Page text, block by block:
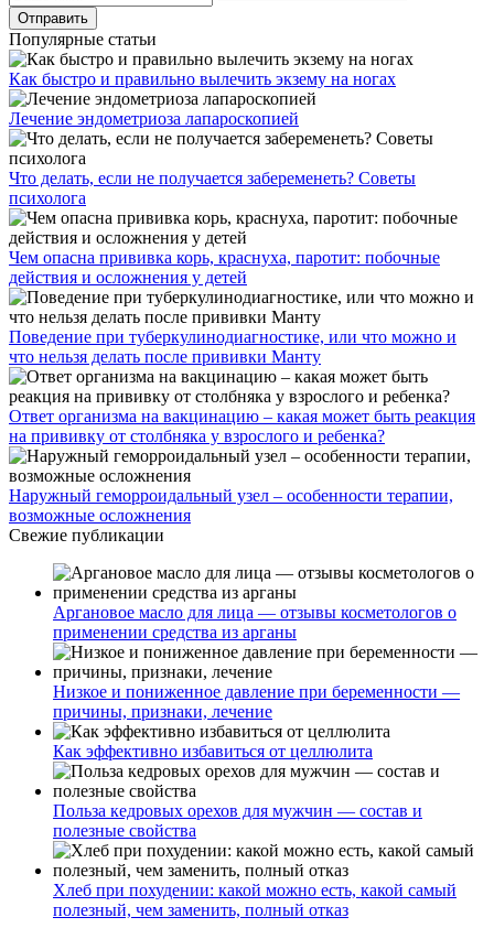
Популярные статьи
Как быстро и правильно вылечить экзему на ногах
Лечение эндометриоза лапароскопией
Что делать, если не получается забеременеть? Советы
психолога
Чем опасна прививка корь, краснуха, паротит: побочные
действия и осложнения у детей
Поведение при туберкулинодиагностике, или что можно и
что нельзя делать после прививки Манту
Ответ организма на вакцинацию – какая может быть реакция
на прививку от столбняка у взрослого и ребенка?
Наружный геморроидальный узел – особенности терапии,
возможные осложнения
Свежие публикации
Аргановое масло для лица — отзывы косметологов о
применении средства из арганы
Низкое и пониженное давление при беременности —
причины, признаки, лечение
Как эффективно избавиться от целлюлита
Польза кедровых орехов для мужчин — состав и
полезные свойства
Хлеб при похудении: какой можно есть, какой самый
полезный, чем заменить, полный отказ